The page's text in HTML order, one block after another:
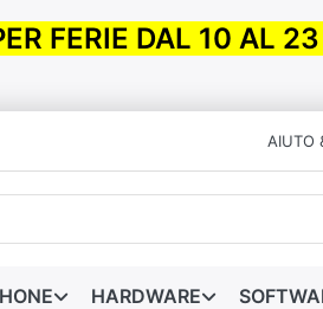
FERIE DAL 10 AL
AIUTO
HARDWARE